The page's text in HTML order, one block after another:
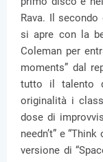
Rava. Il
si apre con la
Coleman per
moments” dal
tutto il talento
originalità i
dose di
needn’t” e
versione di